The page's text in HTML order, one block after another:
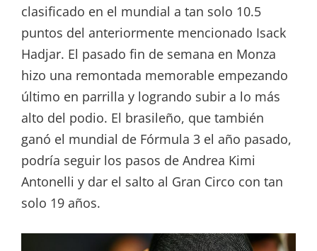
clasificado en el mundial a tan solo 10.5
puntos del anteriormente mencionado Isack
Hadjar. El pasado fin de semana en Monza
hizo una remontada memorable empezando
último en parrilla y logrando subir a lo más
alto del podio. El brasileño, que también
ganó el mundial de Fórmula 3 el año pasado,
podría seguir los pasos de Andrea Kimi
Antonelli y dar el salto al Gran Circo con tan
solo 19 años.